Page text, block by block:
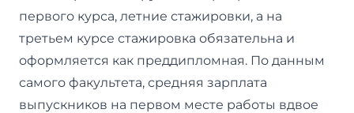
первого курса, летние стажировки, а на
третьем курсе стажировка обязательна и
оформляется как преддипломная. По данным
самого факультета, средняя зарплата
выпускников на первом месте работы вдвое